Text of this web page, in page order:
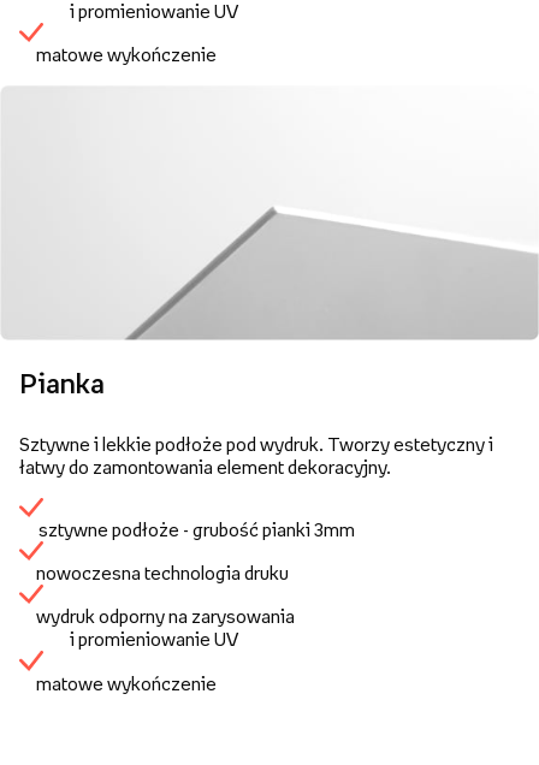
i promieniowanie UV
matowe wykończenie
Pianka
Sztywne i lekkie podłoże pod wydruk. Tworzy estetyczny i
łatwy do zamontowania element dekoracyjny.
sztywne podłoże - grubość pianki 3mm
nowoczesna technologia druku
wydruk odporny na zarysowania
i promieniowanie UV
matowe wykończenie